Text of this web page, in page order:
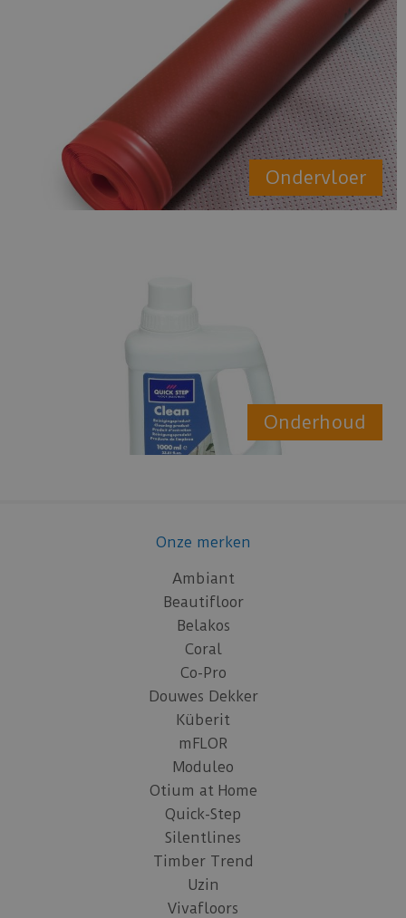
Ondervloer
Onderhoud
Onze merken
Ambiant
Beautifloor
Belakos
Coral
Co-Pro
Douwes Dekker
Küberit
mFLOR
Moduleo
Otium at Home
Quick-Step
Silentlines
Timber Trend
Uzin
Vivafloors